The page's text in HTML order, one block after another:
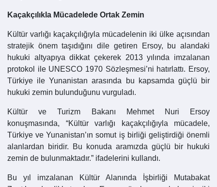
Kaçakçılıkla Mücadelede Ortak Zemin
Kültür varlığı kaçakçılığıyla mücadelenin iki ülke açısından
stratejik önem taşıdığını dile getiren Ersoy, bu alandaki
hukuki altyapıya dikkat çekerek 2013 yılında imzalanan
protokol ile UNESCO 1970 Sözleşmesi’ni hatırlattı. Ersoy,
Türkiye ile Yunanistan arasında bu kapsamda güçlü bir
hukuki zemin bulunduğunu vurguladı.
Kültür ve Turizm Bakanı Mehmet Nuri Ersoy
konuşmasında, “Kültür varlığı kaçakçılığıyla mücadele,
Türkiye ve Yunanistan’ın somut iş birliği geliştirdiği önemli
alanlardan biridir. Bu konuda aramızda güçlü bir hukuki
zemin de bulunmaktadır.” ifadelerini kullandı.
Bu yıl imzalanan Kültür Alanında İşbirliği Mutabakat